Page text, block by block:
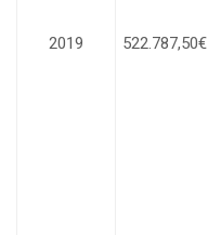
2019 522.787,50€